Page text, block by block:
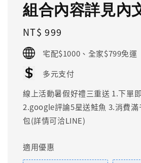
組合內容詳見內
Regular
price
NT$ 999
宅配$1000、全家$799免運
多元支付
線上活動暑假好禮三重送 1.下單
2.google評論5星送鮭魚 3.消費
包(詳情可洽LINE)
適用優惠